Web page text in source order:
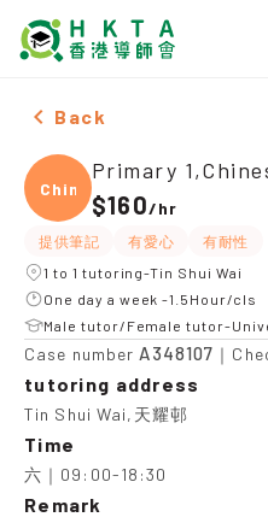
Male Primary 1,Chinese
Back
Chine
Primary
$160/hr
提供筆記 有愛心
有耐性
1 to 1 tutoring-Tin Shui Wai
One day a week -1.5Hour/cls
Male tutor/Female tutor-
Case number A348107 ｜
tutoring address
Tin Shui Wai,天耀邨
Time
六｜09:00-18:30
Remark